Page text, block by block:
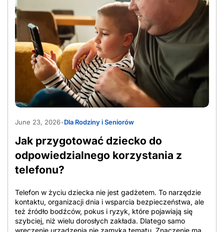
sieć komórkowa oznacza relację między miesięczną
opłatą, zakresem usług i warunkami umowy, a nie samą
kwotę z reklamy. Liczy się pełny pakiet. Dla jednej osoby
najtańszy operator komórkowy to plan z dużą paczką
danych i roamingiem UE, a dla innej opcja z minimalnym
doładowaniem, bo telefon służy głównie do odbierania
połączeń. Z tego powodu tanie sieci komórkowe
porównuje się po cenie startowej, zakresie usług i czasie
utrzymania warunków. Przy ocenie oferty znaczenie ma
cena bazowa, czyli standardowa stawka bez ulg, cena po
rabatach, która zależy często od e-faktury, […]
AdobeStock_2065357317
June 23, 2026•Dla Rodziny i Seniorów
Jak przygotować dziecko do
odpowiedzialnego korzystania z
telefonu?
Telefon w życiu dziecka nie jest gadżetem. To narzędzie
kontaktu, organizacji dnia i wsparcia bezpieczeństwa, ale
też źródło bodźców, pokus i ryzyk, które pojawiają się
szybciej, niż wielu dorosłych zakłada. Dlatego samo
wręczenie urządzenia nie zamyka tematu. Znaczenie ma